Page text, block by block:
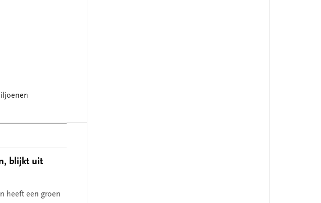
blijkt uit
heeft een groen